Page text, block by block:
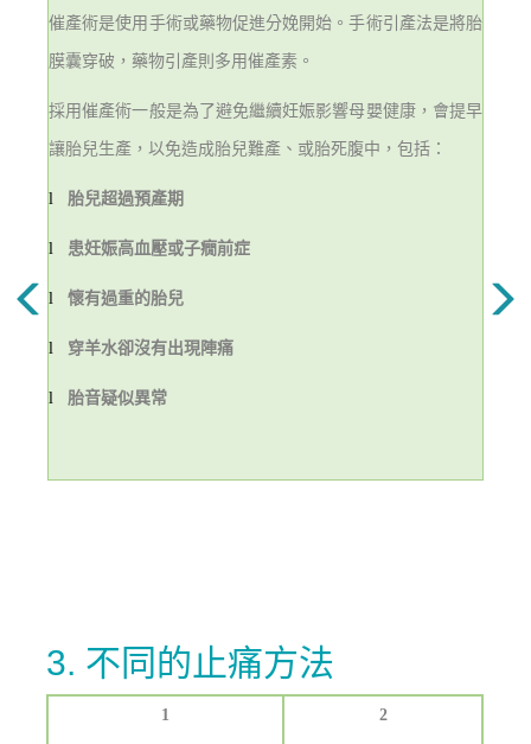
催產術是使用手術或藥物促進分娩開始。手術引產法是將胎
膜囊穿破，藥物引產則多用催產素。
採用催產術一般是為了避免繼續妊娠影響母嬰健康，會提早
讓胎兒生產，以免造成胎兒難產、或胎死腹中，包括：
l 胎兒超過預產期
l 患妊娠高血壓或子癇前症
l 懷有過重的胎兒
l 穿羊水卻沒有出現陣痛
l 胎音疑似異常
3. 不同的止痛方法
1 2